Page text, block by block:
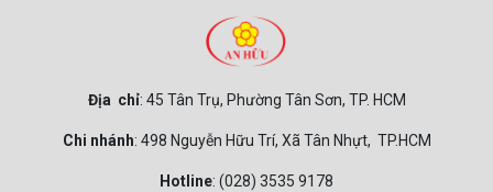
Địa chỉ: 45 Tân Trụ, Phường Tân Sơn, TP. HCM
Chi nhánh: 498 Nguyễn Hữu Trí, Xã Tân Nhựt, TP.HCM
Hotline: (028) 3535 9178